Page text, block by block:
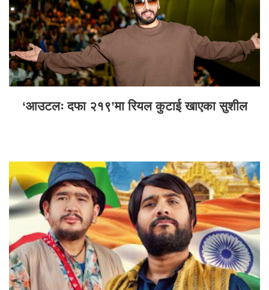
‘आउटलः दफा २१९’मा रियल कुटाई खाएका सुशील